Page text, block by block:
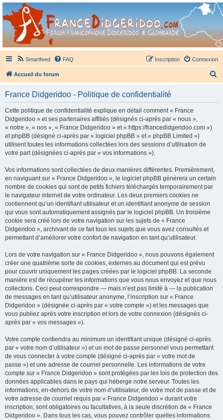
France Didgeridoo
Didgeridoo et Guimbarde sur France Didgeridoo - retrouvez la communauté.
Smartfeed FAQ Connexion
Inscription
Accueil du forum
France Didgeridoo - Politique de confidentialité
Cette politique de confidentialité explique en détail comment « France
Didgeridoo » et ses partenaires affiliés (désignés ci-après par « nous »,
« notre », « nos », « France Didgeridoo » et « https://francedidgeridoo.com »)
et phpBB (désigné ci-après par « logiciel phpBB » et « phpBB Limited »)
utilisent toutes les informations collectées lors des sessions d’utilisation de
votre part (désignées ci-après par « vos informations »).
Vos informations sont collectées de deux manières différentes. Premièrement,
en naviguant sur « France Didgeridoo », le logiciel phpBB génèrera un certain
nombre de cookies qui sont de petits fichiers téléchargés temporairement par
le navigateur internet de votre ordinateur. Les deux premiers cookies ne
contiennent qu’un identifiant utilisateur et un identifiant anonyme de session
qui vous sont automatiquement assignés par le logiciel phpBB. Un troisième
cookie sera créé lors de votre navigation sur les sujets de « France
Didgeridoo », archivant de ce fait tous les sujets que vous avez consultés et
permettant d’améliorer votre confort de navigation en tant qu’utilisateur.
Lors de votre navigation sur « France Didgeridoo », nous pouvons également
créer une quatrième sorte de cookies, externes au document qui est prévu
pour couvrir uniquement les pages créées par le logiciel phpBB. La seconde
manière est de récupérer les informations que vous nous envoyez et que nous
collectons. Ceci peut correspondre — mais n’est pas limité à — la publication
de messages en tant qu’utilisateur anonyme, l’inscription sur « France
Didgeridoo » (désignée ci-après par « votre compte ») et les messages que
vous publiez après votre inscription et lors de votre connexion (désignés ci-
après par « vos messages »).
Votre compte contiendra au minimum un identifiant unique (désigné ci-après
par « votre nom d’utilisateur ») et un mot de passe personnel vous permettant
de vous connecter à votre compte (désigné ci-après par « votre mot de
passe ») et une adresse de courriel personnelle. Les informations de votre
compte sur « France Didgeridoo » sont protégées par les lois de protection des
données applicables dans le pays qui héberge notre serveur. Toutes les
informations, en-dehors de votre nom d’utilisateur, de votre mot de passe et de
votre adresse de courriel requis par « France Didgeridoo » durant votre
inscription, sont obligatoires ou facultatives, à la seule discrétion de « France
Didgeridoo ». Dans tous les cas, vous pouvez contrôler quelles informations